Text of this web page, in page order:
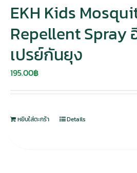
EKH Kids
Repellent Spray
เปรย์กันยุง
195.00฿
หยิบใส่ตะกร้า Details